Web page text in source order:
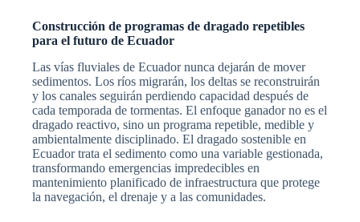
Construcción de programas de dragado repetibles
para el futuro de Ecuador
Las vías fluviales de Ecuador nunca dejarán de mover
sedimentos. Los ríos migrarán, los deltas se reconstruirán
y los canales seguirán perdiendo capacidad después de
cada temporada de tormentas. El enfoque ganador no es el
dragado reactivo, sino un programa repetible, medible y
ambientalmente disciplinado. El dragado sostenible en
Ecuador trata el sedimento como una variable gestionada,
transformando emergencias impredecibles en
mantenimiento planificado de infraestructura que protege
la navegación, el drenaje y a las comunidades.